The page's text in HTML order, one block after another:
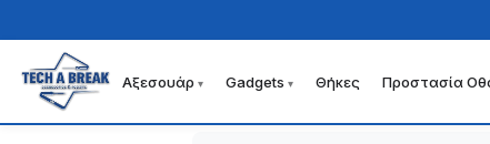
Απευθείας
μετάβαση
Μετάβαση
σε
Αξεσουάρ Gadgets Θήκες Προστασία